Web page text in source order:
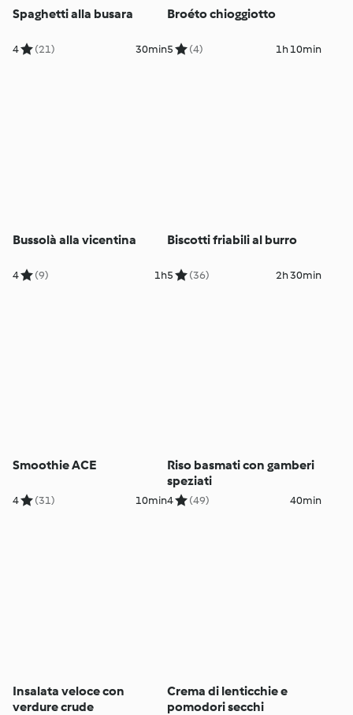
Spaghetti alla busara
4 (21) 30min
Broéto chioggiotto
5 (4) 1h 10min
Bussolà alla vicentina
4 (9) 1h
Biscotti friabili al burro
5 (36) 2h 30min
Smoothie ACE
4 (31) 10min
Riso basmati con gamberi
speziati
4 (49) 40min
Insalata veloce con
verdure crude
Crema di lenticchie e
pomodori secchi